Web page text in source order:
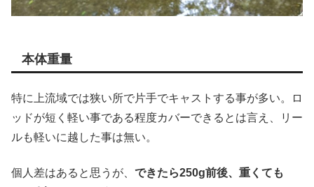
本体重量
特に上流域では狭い所で片手でキャストする事が多い。ロ
ッドが短く軽い事である程度カバーできるとは言え、リー
ルも軽いに越した事は無い。
個人差はあると思うが、 できたら250g前後、重くても